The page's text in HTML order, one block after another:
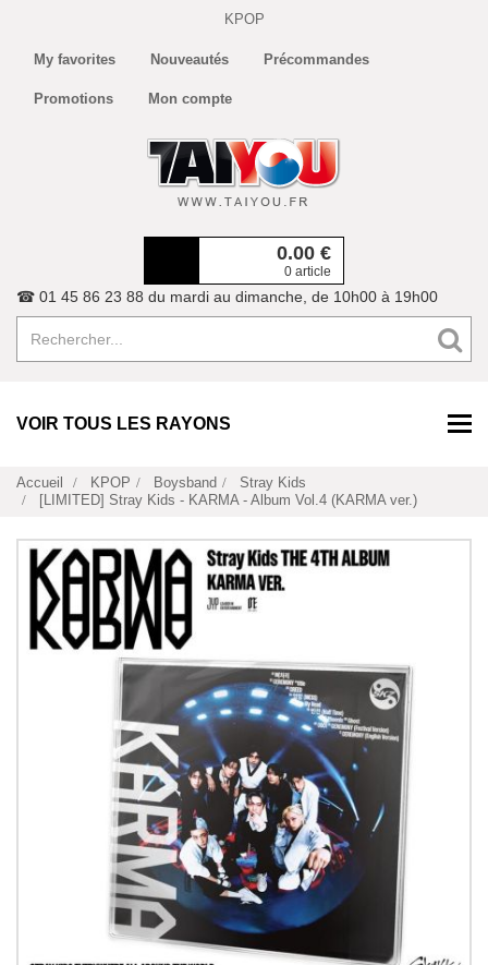
KPOP
My favorites Nouveautés Précommandes
Promotions Mon compte
0.00 €
0 article
☎ 01 45 86 23 88 du mardi au dimanche, de 10h00 à 19h00
VOIR TOUS LES RAYONS
Accueil KPOP Boysband
Stray Kids
[LIMITED] Stray Kids - KARMA - Album Vol.4 (KARMA ver.)